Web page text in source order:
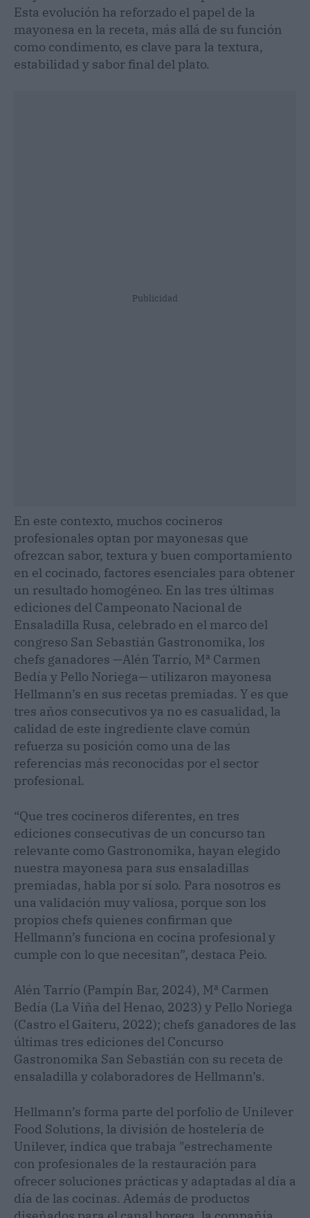
Esta evolución ha reforzado el papel de la
mayonesa en la receta, más allá de su función
como condimento, es clave para la textura,
estabilidad y sabor final del plato.
Publicidad
En este contexto, muchos cocineros
profesionales optan por mayonesas que
ofrezcan sabor, textura y buen comportamiento
en el cocinado, factores esenciales para obtener
un resultado homogéneo. En las tres últimas
ediciones del Campeonato Nacional de
Ensaladilla Rusa, celebrado en el marco del
congreso San Sebastián Gastronomika, los
chefs ganadores —Alén Tarrío, Mª Carmen
Bedía y Pello Noriega— utilizaron mayonesa
Hellmann’s en sus recetas premiadas. Y es que
tres años consecutivos ya no es casualidad, la
calidad de este ingrediente clave común
refuerza su posición como una de las
referencias más reconocidas por el sector
profesional.
“Que tres cocineros diferentes, en tres
ediciones consecutivas de un concurso tan
relevante como Gastronomika, hayan elegido
nuestra mayonesa para sus ensaladillas
premiadas, habla por sí solo. Para nosotros es
una validación muy valiosa, porque son los
propios chefs quienes confirman que
Hellmann’s funciona en cocina profesional y
cumple con lo que necesitan”, destaca Peio.
Alén Tarrío (Pampín Bar, 2024), Mª Carmen
Bedía (La Viña del Henao, 2023) y Pello Noriega
(Castro el Gaiteru, 2022); chefs ganadores de las
últimas tres ediciones del Concurso
Gastronomika San Sebastián con su receta de
ensaladilla y colaboradores de Hellmann’s.
Hellmann’s forma parte del porfolio de Unilever
Food Solutions, la división de hostelería de
Unilever, indica que trabaja "estrechamente
con profesionales de la restauración para
ofrecer soluciones prácticas y adaptadas al día a
día de las cocinas. Además de productos